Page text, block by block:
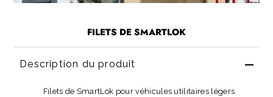
FILETS DE SMARTLOK
Description du produit
Filets de SmartLok pour véhicules utilitaires légers